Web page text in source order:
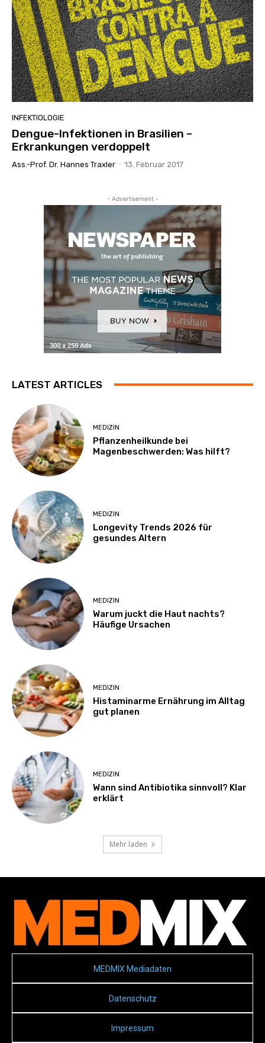
INFEKTIOLOGIE
Dengue-Infektionen in Brasilien –
Erkrankungen verdoppelt
Ass.-Prof. Dr. Hannes Traxler - 13. Februar 2017
- Advertisement -
LATEST ARTICLES
MEDIZIN
Pflanzenheilkunde bei
Magenbeschwerden: Was hilft?
MEDIZIN
Longevity Trends 2026 für
gesundes Altern
MEDIZIN
Warum juckt die Haut nachts?
Häufige Ursachen
MEDIZIN
Histaminarme Ernährung im Alltag
gut planen
MEDIZIN
Wann sind Antibiotika sinnvoll? Klar
erklärt
Mehr laden
MEDMIX Mediadaten
Datenschutz
Impressum